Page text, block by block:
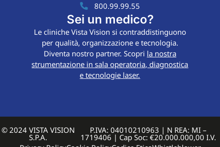
800.99.99.55
Sei un medico?
Le cliniche Vista Vision si contraddistinguono
per qualità, organizzazione e tecnologia.
Diventa nostro partner. Scopri la nostra
strumentazione in sala operatoria, diagnostica
e tecnologie laser.
© 2024 VISTA VISION
S.P.A.
P.IVA: 04010210963 | N REA: MI –
1719406 | Cap Soc: €20.000.000,00 I.V.